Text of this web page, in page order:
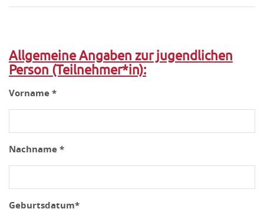
Allgemeine Angaben zur jugendlichen
Person (Teilnehmer*in):
Vorname *
Nachname *
Geburtsdatum*